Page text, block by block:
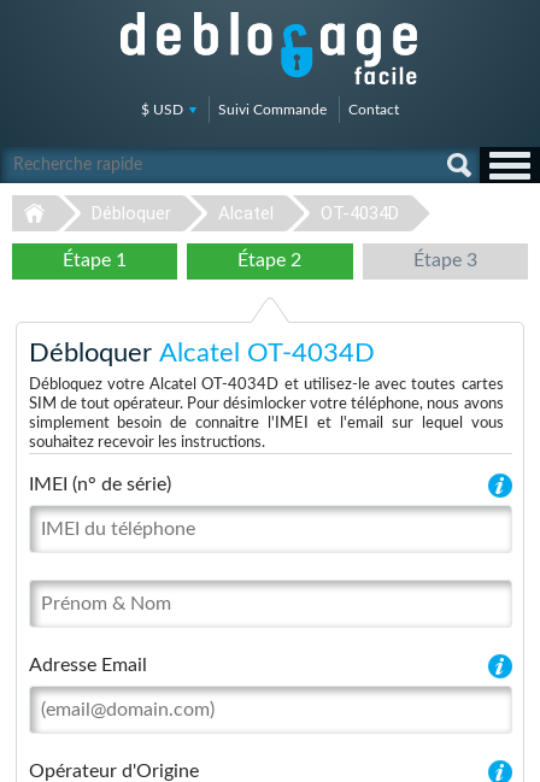
$ USD Suivi Commande Contact
Débloquer Alcatel OT-4034D
Étape 1 Étape 2 Étape 3
Débloquer Alcatel OT-4034D
Débloquez votre Alcatel OT-4034D et utilisez-le avec toutes cartes
SIM de tout opérateur. Pour désimlocker votre téléphone, nous avons
simplement besoin de connaitre l'IMEI et l'email sur lequel vous
souhaitez recevoir les instructions.
IMEI (n° de série)
Adresse Email
Opérateur d'Origine